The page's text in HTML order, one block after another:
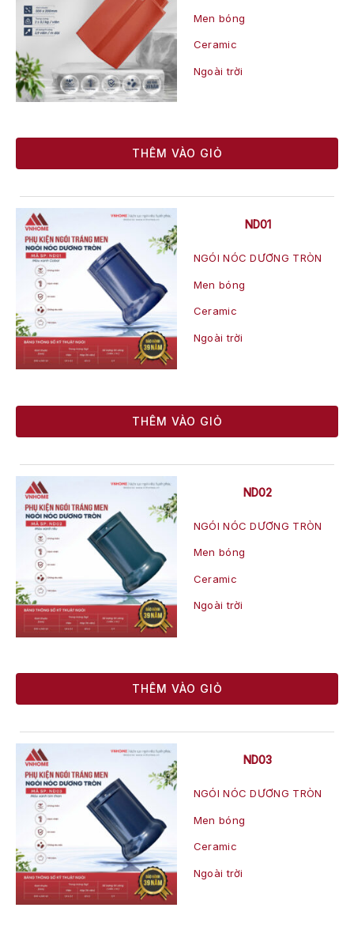
Men bóng
Ceramic
Ngoài trời
THÊM VÀO GIỎ
ND01
NGÓI NÓC DƯƠNG TRÒN
Men bóng
Ceramic
Ngoài trời
THÊM VÀO GIỎ
ND02
NGÓI NÓC DƯƠNG TRÒN
Men bóng
Ceramic
Ngoài trời
THÊM VÀO GIỎ
ND03
NGÓI NÓC DƯƠNG TRÒN
Men bóng
Ceramic
Ngoài trời